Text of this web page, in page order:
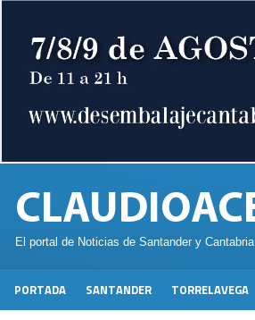
El portal de Noticias de Santander y Cantabria
PORTADA SANTANDER TORRELAVEGA